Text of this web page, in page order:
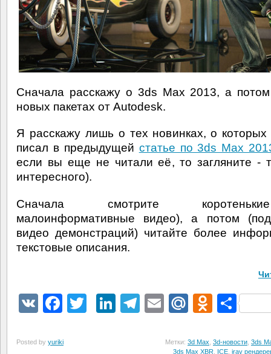
Сначала расскажу о 3ds Max 2013, а
новых пакетах от Autodesk.
Я расскажу лишь о тех новинках, о
писал в предыдущей статье по 3ds Max
если вы еще не читали её, то загляните -
интересного).
Сначала смотрите
малоинформативные видео), а потом
видео демонстраций) читайте более
текстовые описания.
VK Facebook
TwitterLinkedIn
Telegram
EmailMail.Ru
Posted by yuriki Метки: 3d Max 3d-новости 3ds
3ds Max XBR ICE iray